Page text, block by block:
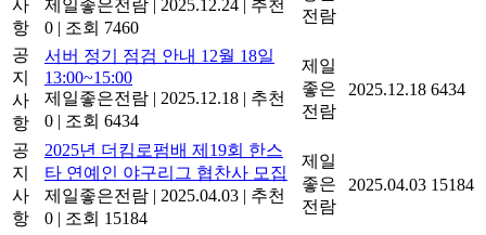
사
항
제일좋은전람 2025.12.24
추천
0 | 조회 7460
전람
공
지
사
항
서버 정기 점검 안내 12월 18일
13:00~15:00
제일좋은전람 | 2025.12.18 | 추천
0 | 조회 6434
제일
좋은
전람
2025.12.18 6434
공
지
사
항
2025년 더킴로펌배 제19회 한스
타 연예인 야구리그 협찬사 모집
제일좋은전람 | 2025.04.03 | 추천
0 | 조회 15184
제일
좋은
전람
2025.04.03 15184